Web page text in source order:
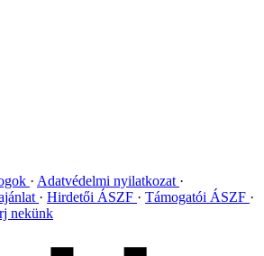
Adatvédelmi nyilatkozat
Hirdetői ÁSZF
Támogatói ÁSZF
nekünk